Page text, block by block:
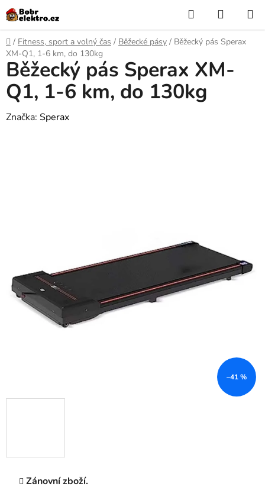
Přejít
na
obsah
Hledat
KOŠÍK
Domů
/ Fitness, sport a volný čas / Běžecké pásy / Běžecký pás Sperax
XM-Q1, 1-6 km, do 130kg
Zánovní zboží.
Běžecký pás Sperax XM-
Q1, 1-6 km, do 130kg
Značka: Sperax
–41 %